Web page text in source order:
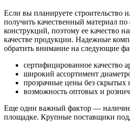
Если вы планируете строительство
получить качественный материал
конструкций, поэтому ее качество
качестве продукции. Надежные
обратить внимание на следующие
сертифицированное качество
широкий ассортимент
прозрачные цены без скрытых
возможность оптовых и
Еще один важный фактор — наличие
площадке. Крупные поставщики